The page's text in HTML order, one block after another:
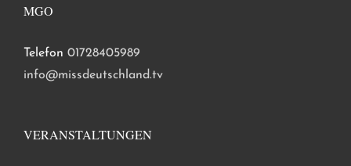
MGO
Telefon 01728405989
info@missdeutschland.tv
VERANSTALTUNGEN